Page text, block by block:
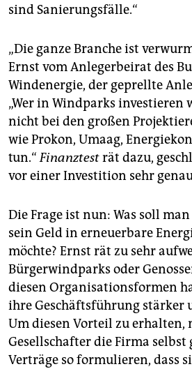
sind Sanierungsfälle.“
„Die ganze Branche ist
Ernst vom Anlegerbeirat des
Windenergie, der geprellte
„Wer in Windparks investieren
nicht bei den großen
wie Prokon, Umaag,
tun.“Finanztesträt dazu,
vor einer Investition sehr
Die Frage ist nun: Was soll
sein Geld in erneuerbare
möchte? Ernst rät zu sehr
Bürgerwindparks oder
diesen Organisationsformen
ihre Geschäftsführung stärker
Um diesen Vorteil zu erhalten,
Gesellschafter die Firma
Verträge so formulieren, dass